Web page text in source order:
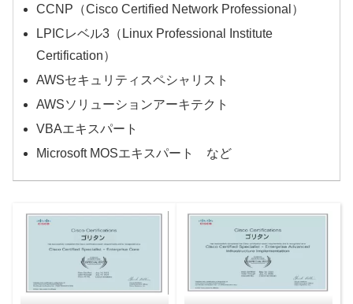
CCNP（Cisco Certified Network Professional）
LPICレベル3（Linux Professional Institute
Certification）
AWSセキュリティスペシャリスト
AWSソリューションアーキテクト
VBAエキスパート
Microsoft MOSエキスパート など